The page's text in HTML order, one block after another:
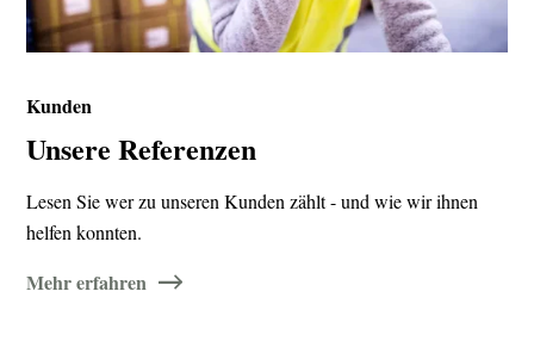
Kunden
Unsere Referenzen
Lesen Sie wer zu unseren Kunden zählt - und wie wir ihnen
helfen konnten.
Mehr erfahren